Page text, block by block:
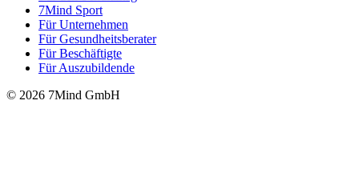
7Mind Sport
Für Unter­neh­men
Für Gesund­heits­be­ra­ter
Für Beschäftigte
Für Auszubildende
© 2026 7Mind GmbH